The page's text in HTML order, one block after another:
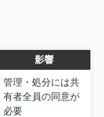
影響
管理・処分には共
有者全員の同意が
必要